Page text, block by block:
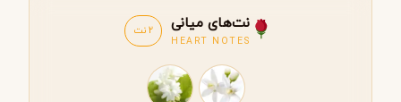
نت‌های میانی
HEART NOTES
2 نت